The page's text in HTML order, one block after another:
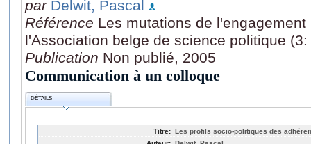
par Delwit, Pascal
Référence Les mutations de
l'Association belge de science politique
Publication Non publié, 2005
Communication à un colloque
DÉTAILS
Titre: Les profils socio-politiques des